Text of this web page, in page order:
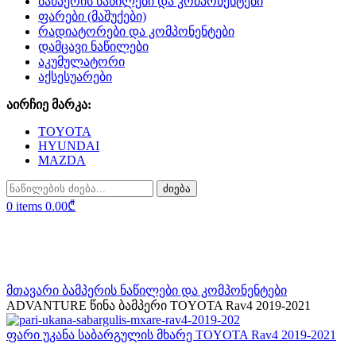
ფარები (მაშუქები)
რადიატორები და კომპონენტები
დამცავი ნაწილები
აკუმულატორი
აქსესუარები
აირჩიე მარკა:
TOYOTA
HYUNDAI
MAZDA
ძიება
0 items 0.00₾
მთავარი ბამპერის ნაწილები და კომპონენტები
ADVANTURE წინა ბამპერი TOYOTA Rav4 2019-2021
ფარი უკანა საბარგულის მხარე TOYOTA Rav4 2019-2021